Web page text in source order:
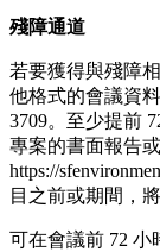
殘障通道
若要獲得與殘障
他格式的會議資
3709。至少提前
專案的書面報告
https://
目之前或期間，
可在會議前 72